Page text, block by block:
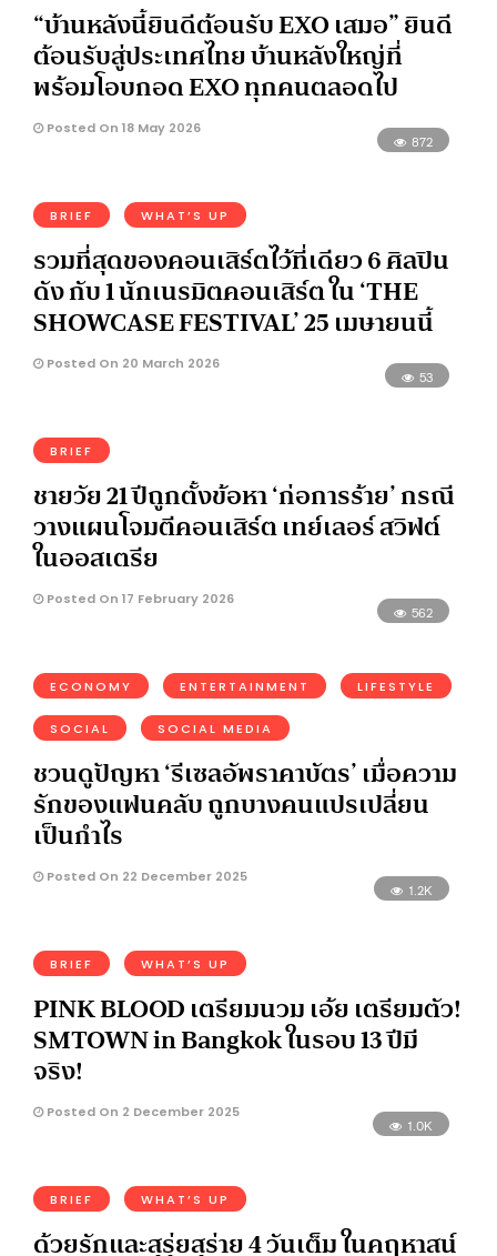
“บ้านหลังนี้ยินดีต้อนรับ EXO เสมอ” ยินดี
ต้อนรับสู่ประเทศไทย บ้านหลังใหญ่ที่
พร้อมโอบกอด EXO ทุกคนตลอดไป
Posted On 18 May 2026
872
BRIEF WHAT’S UP
รวมที่สุดของคอนเสิร์ตไว้ที่เดียว 6 ศิลปิน
ดัง กับ 1 นักเนรมิตคอนเสิร์ต ใน ‘THE
SHOWCASE FESTIVAL’ 25 เมษายนนี้
Posted On 20 March 2026
53
BRIEF
ชายวัย 21 ปีถูกตั้งข้อหา ‘ก่อการร้าย’ กรณี
วางแผนโจมตีคอนเสิร์ต เทย์เลอร์ สวิฟต์
ในออสเตรีย
Posted On 17 February 2026
562
ECONOMY ENTERTAINMENT LIFESTYLE
SOCIAL SOCIAL MEDIA
ชวนดูปัญหา ‘รีเซลอัพราคาบัตร’ เมื่อความ
รักของแฟนคลับ ถูกบางคนแปรเปลี่ยน
เป็นกำไร
Posted On 22 December 2025
1.2K
BRIEF WHAT’S UP
PINK BLOOD เตรียมนวม เอ้ย เตรียมตัว!
SMTOWN in Bangkok ในรอบ 13 ปีมี
จริง!
Posted On 2 December 2025
1.0K
BRIEF WHAT’S UP
ด้วยรักและสุรุ่ยสุร่าย 4 วันเต็ม ในคฤหาสน์